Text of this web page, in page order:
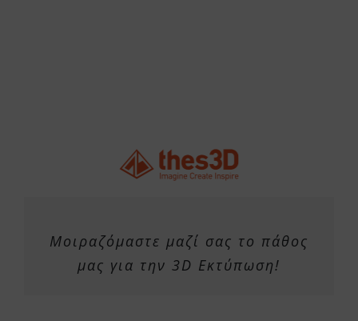
Μοιραζόμαστε μαζί σας το πάθος
μας για την 3D Εκτύπωση!